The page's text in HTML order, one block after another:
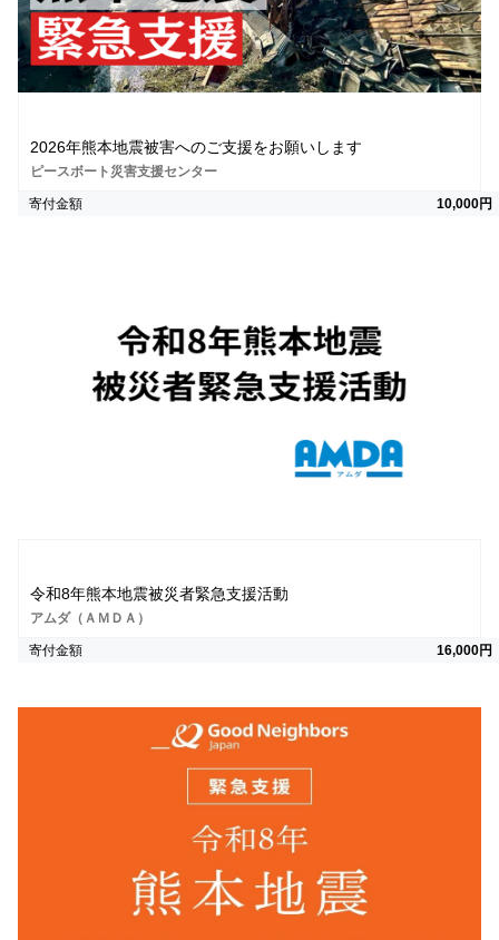
2026年熊本地震被害へのご支援をお願いします
ピースボート災害支援センター
寄付金額 10,000円
令和8年熊本地震被災者緊急支援活動
アムダ（ＡＭＤＡ）
寄付金額 16,000円